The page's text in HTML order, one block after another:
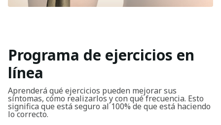
Programa de ejercicios en
línea
Aprenderá qué ejercicios pueden mejorar sus
síntomas, cómo realizarlos y con qué frecuencia. Esto
significa que está seguro al 100% de que está haciendo
lo correcto.